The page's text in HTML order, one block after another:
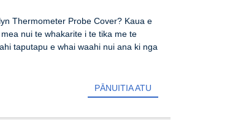
Thermometer Probe Cover? Kaua e
nui te whakarite i te tika me te
taputapu e whai waahi nui ana ki nga
PĀNUITIA ATU